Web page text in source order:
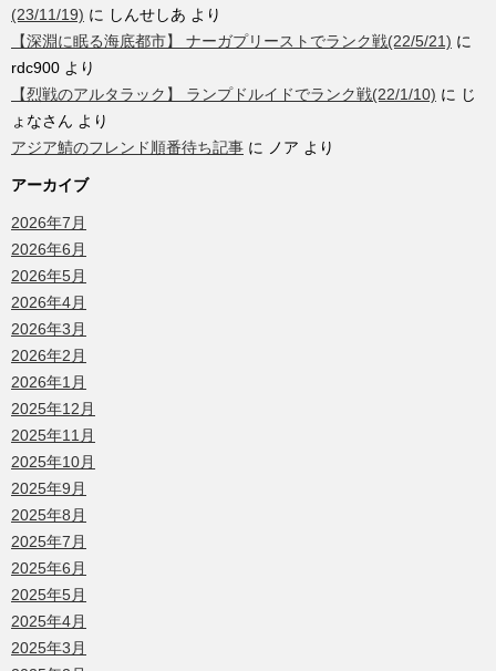
(23/11/19) に しんせしあ より
【深淵に眠る海底都市】 ナーガプリーストでランク戦(22/5/21) に
rdc900 より
【烈戦のアルタラック】 ランプドルイドでランク戦(22/1/10) に じ
ょなさん より
アジア鯖のフレンド順番待ち記事 に ノア より
アーカイブ
2026年7月
2026年6月
2026年5月
2026年4月
2026年3月
2026年2月
2026年1月
2025年12月
2025年11月
2025年10月
2025年9月
2025年8月
2025年7月
2025年6月
2025年5月
2025年4月
2025年3月